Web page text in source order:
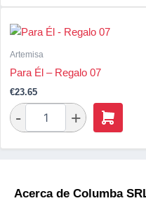
Artemisa
Para Él – Regalo 07
€23.65
Acerca de Columba